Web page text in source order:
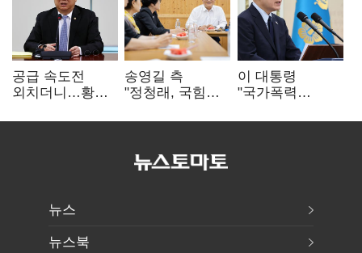
공급 속도전
외치더니…황희,
리모델링' 제안
송영길 측
"정청래, 국힘
민주당 대표로
이 대통령
"국가폭력
적극적 조사로
뉴스
뉴스북